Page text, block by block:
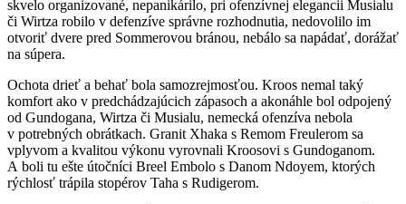
skvelo organizované, nepanikárilo, pri ofenzívnej elegancii Musialu
či Wirtza robilo v defenzíve správne rozhodnutia, nedovolilo im
otvoriť dvere pred Sommerovou bránou, nebálo sa napádať, dorážať
na súpera.
Ochota drieť a behať bola samozrejmosťou. Kroos nemal taký
komfort ako v predchádzajúcich zápasoch a akonáhle bol odpojený
od Gundogana, Wirtza či Musialu, nemecká ofenzíva nebola
v potrebných obrátkach. Granit Xhaka s Remom Freulerom sa
vplyvom a kvalitou výkonu vyrovnali Kroosovi s Gundoganom.
A boli tu ešte útočníci Breel Embolo s Danom Ndoyem, ktorých
rýchlosť trápila stopérov Taha s Rudigerom.